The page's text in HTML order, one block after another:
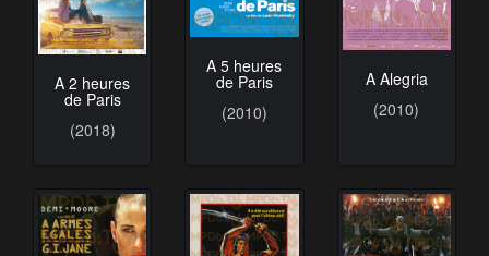
A 2 heures
de Paris
(2018)
A 5 heures
de Paris
(2010)
A Alegria
(2010)